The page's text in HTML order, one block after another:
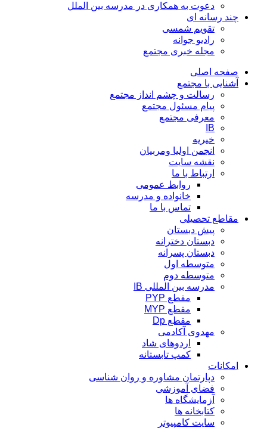
دعوت به همکاری در مدرسه بین الملل
چند رسانه ای
تقویم شمسی
رادیو جوانه
مجله خبری مجتمع
صفحه اصلی
آشنایی با مجتمع
رسالت و چشم انداز مجتمع
پیام مسئول مجتمع
معرفی مجتمع
IB
خیریه
انجمن اولیا ومربیان
نقشه سایت
ارتباط با ما
روابط عمومی
خانواده و مدرسه
تماس با ما
مقاطع تحصیلی
پیش دبستان
دبستان دخترانه
دبستان پسرانه
متوسطه اول
متوسطه دوم
مدرسه بین المللی IB
مقطع PYP
مقطع MYP
مقطع Dp
مهدوی آکادمی
اردوهای شاد
کمپ تابستانه
امکانات
دپارتمان مشاوره و روان شناسی
فضای آموزشی
آزمایشگاه ها
کتابخانه ها
سایت کامپیوتر